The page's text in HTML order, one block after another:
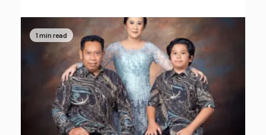
1 min read